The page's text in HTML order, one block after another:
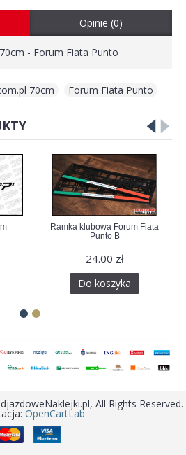
Opinie (0)
- Forum Fiata Punto
70cm Forum Fiata Punto
Ramka klubowa Forum Fiata
Punto B
24.00 zł
Do koszyka
All Rights Reserved.
OpenCartLab